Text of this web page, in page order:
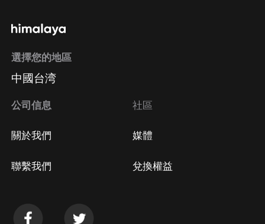
選擇您的地區
中國台湾
公司信息
關於我們
聯繫我們
社區
媒體
兌換權益